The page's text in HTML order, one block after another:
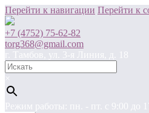
Перейти к навигации Перейти к
+7 (4752) 75-62-82
torg368@gmail.com
г. Тамбов, ул. 3-я Линия, д. 18
×
Режим работы: пн. - пт. c 9:00 до